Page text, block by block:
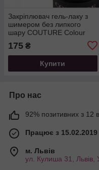
Закріплювач гель-лаку з
шимером без липкого
шару COUTURE Colour
175 ₴
Купити
Про нас
92% позитивних з 12
Працює з 15.02.2019
м. Львів
ул. Кулиша 31, Львів,